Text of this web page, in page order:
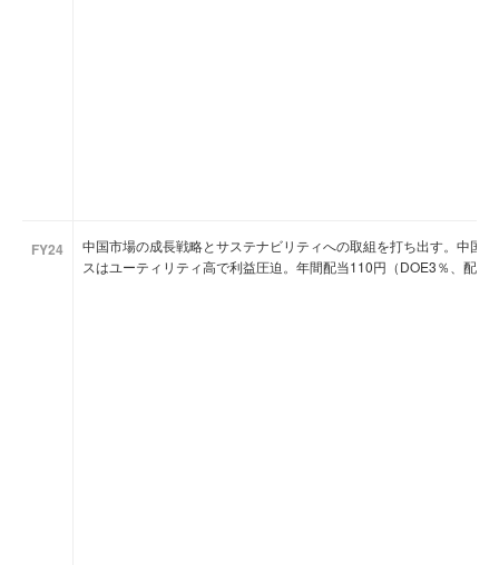
FY24
中国市場の成長戦略とサステナビリティへの取組を打ち出す。中国
スはユーティリティ高で利益圧迫。年間配当110円（DOE3％、配当